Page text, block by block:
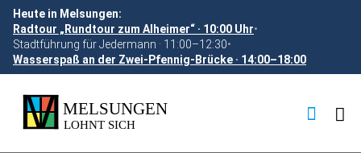
Heute in Melsungen:
Radtour „Rundtour zum Alheimer“ · 10:00 Uhr•
Stadtführung für Jedermann · 11:00–12:30•
Wasserspaß an der Zwei-Pfennig-Brücke · 14:00–18:00